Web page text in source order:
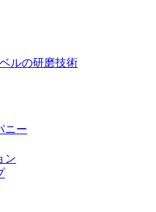
ルの研磨技術
ニー
ン